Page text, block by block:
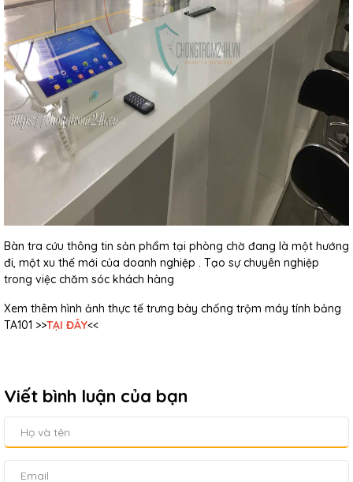
Bàn tra cứu thông tin sản phẩm tại phòng chờ đang là một hướng
đi, một xu thế mới của doanh nghiệp . Tạo sự chuyên nghiệp
trong việc chăm sóc khách hàng
Xem thêm hình ảnh thực tế trưng bày chống trộm máy tính bảng
TA101 >>TẠI ĐÂY<<
Viết bình luận của bạn